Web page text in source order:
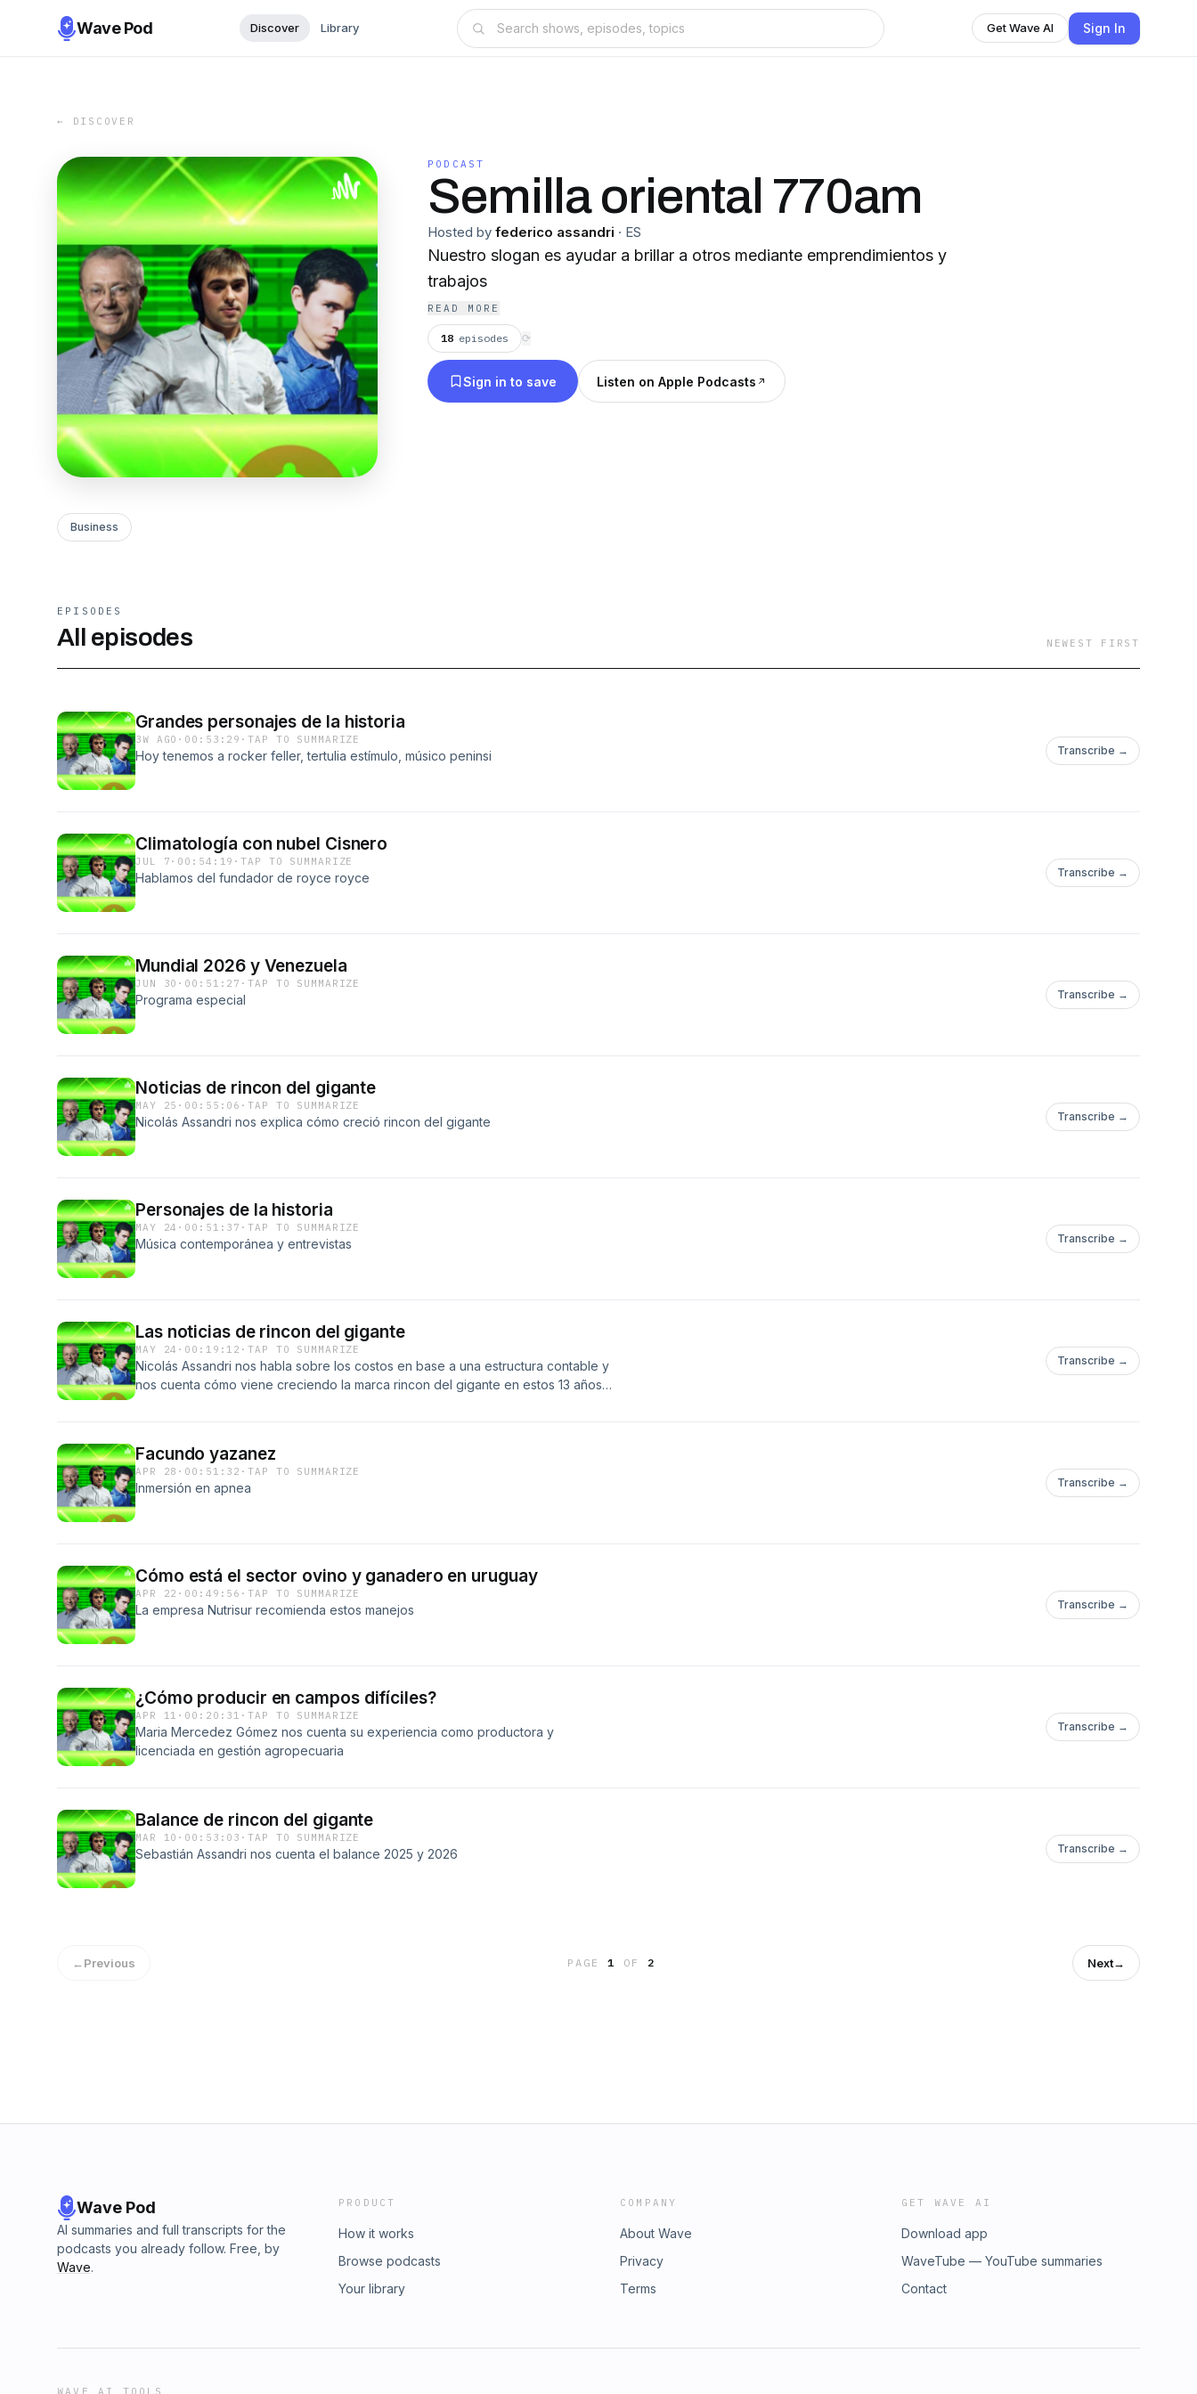
Wave Pod Discover Library Get Wave AI Sign In
← DISCOVER
PODCAST
Semilla oriental 770am
Hosted by federico assandri · ES
Nuestro slogan es ayudar a brillar a otros mediante emprendimientos y
trabajos
READ MORE
18 episodes ⟳
Sign in to save Listen on Apple Podcasts
Business
EPISODES
All episodes NEWEST FIRST
Grandes personajes de la historia
3W AGO · 00:53:29 ·TAP TO SUMMARIZE
Hoy tenemos a rocker feller, tertulia estímulo, músico peninsi Transcribe →
Climatología con nubel Cisnero
JUL 7 · 00:54:19 ·TAP TO SUMMARIZE
Hablamos del fundador de royce royce Transcribe →
Mundial 2026 y Venezuela
JUN 30 · 00:51:27 ·TAP TO SUMMARIZE
Programa especial Transcribe →
Noticias de rincon del gigante
MAY 25 · 00:55:06 ·TAP TO SUMMARIZE
Nicolás Assandri nos explica cómo creció rincon del gigante Transcribe →
Personajes de la historia
MAY 24 · 00:51:37 ·TAP TO SUMMARIZE
Música contemporánea y entrevistas Transcribe →
Las noticias de rincon del gigante
MAY 24 · 00:19:12 ·TAP TO SUMMARIZE
Nicolás Assandri nos habla sobre los costos en base a una estructura contable y
nos cuenta cómo viene creciendo la marca rincon del gigante en estos 13 años
Transcribe →
Facundo yazanez
APR 28 · 00:51:32 ·TAP TO SUMMARIZE
Inmersión en apnea Transcribe →
Cómo está el sector ovino y ganadero en uruguay
APR 22 · 00:49:56 ·TAP TO SUMMARIZE
La empresa Nutrisur recomienda estos manejos Transcribe →
¿Cómo producir en campos difíciles?
APR 11 · 00:20:31 ·TAP TO SUMMARIZE
Maria Mercedez Gómez nos cuenta su experiencia como productora y
licenciada en gestión agropecuaria
Transcribe →
Balance de rincon del gigante
MAR 10 · 00:53:03 ·TAP TO SUMMARIZE
Sebastián Assandri nos cuenta el balance 2025 y 2026 Transcribe →
←Previous PAGE1 OF 2 Next→
Wave Pod
AI summaries and full transcripts for the
podcasts you already follow. Free, by
Wave.
PRODUCT
How it works
Browse podcasts
Your library
COMPANY
About Wave
Privacy
Terms
GET WAVE AI
Download app
WaveTube — YouTube summaries
Contact
WAVE AI TOOLS